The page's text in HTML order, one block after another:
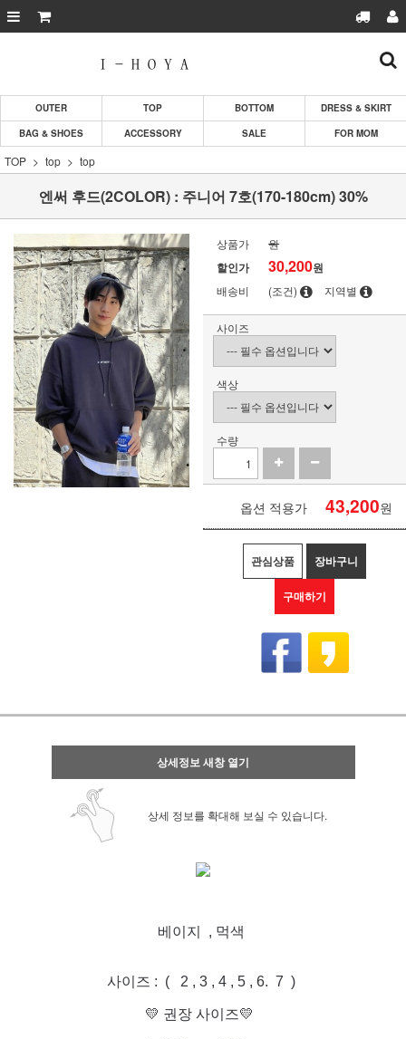
OUTER TOP BOTTOM
DRESS & SKIRT
BAG & SHOES
ACCESSORY SALE FOR MOM
TOP top top
엔써 후드(2COLOR) : 주니어 7호(170-180cm) 30%
상품가 원
할인가 30,200원
배송비 (조건) 지역별
사이즈
색상
수량
옵션 적용가 43,200원
관심상품 장바구니
구매하기
상세정보 새창 열기
상세 정보를 확대해 보실 수 있습니다.
베이지 , 먹색
사이즈 : ( 2 , 3 , 4 , 5 , 6. 7 )
💛 권장 사이즈💛